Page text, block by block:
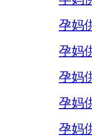
孕妈
孕妈
孕妈
孕妈
孕妈